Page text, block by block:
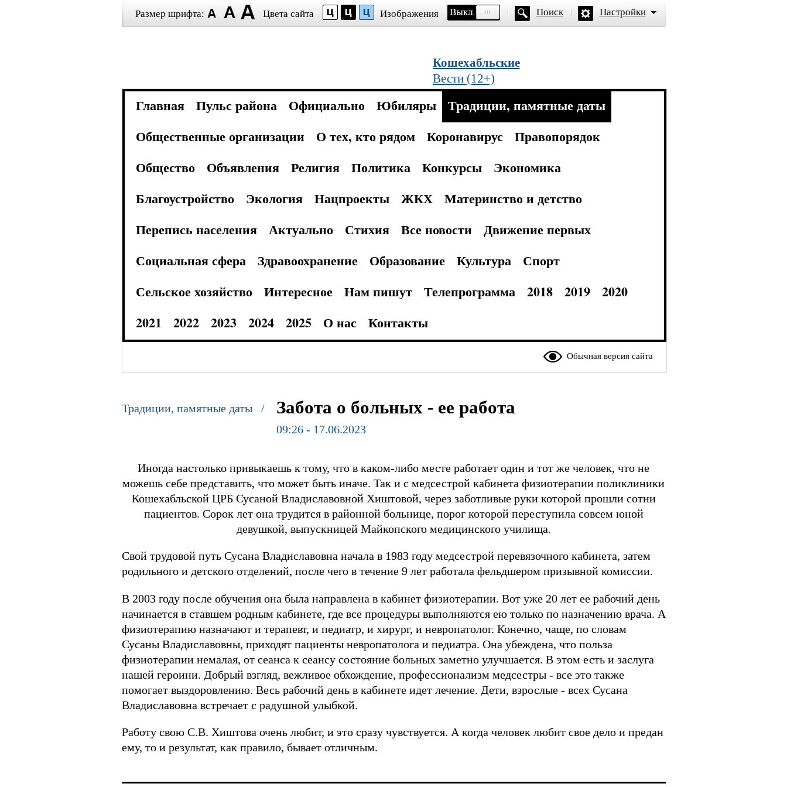
Размер шрифта: Цвета сайта Изображения Поиск Настройки
Кошехабльские
Вести (12+)
Главная Пульс района Официально Юбиляры
Традиции, памятные даты
Общественные организации
О тех, кто рядом Коронавирус
Правопорядок
Общество
Объявления Религия Политика Конкурсы
Экономика
Благоустройство
Экология Нацпроекты ЖКХ
Материнство и детство
Перепись населения
Актуально Стихия Все новости
Движение первых
Социальная сфера
Здравоохранение Образование Культура
Спорт
Сельское хозяйство
Интересное Нам пишут Телепрограмма 2018 2019
2020
2021
2022 2023 2024 2025 О нас Контакты
Обычная версия сайта
Традиции, памятные даты / Забота о больных - ее работа
09:26 - 17.06.2023
Иногда настолько привыкаешь к тому, что в каком-либо месте работает один и тот же человек, что не
можешь себе представить, что может быть иначе. Так и с медсестрой кабинета физиотерапии поликлиники
Кошехабльской ЦРБ Сусаной Владиславовной Хиштовой, через заботливые руки которой прошли сотни
пациентов. Сорок лет она трудится в районной больнице, порог которой переступила совсем юной
девушкой, выпускницей Майкопского медицинского училища.
Свой трудовой путь Сусана Владиславовна начала в 1983 году медсестрой перевязочного кабинета, затем
родильного и детского отделений, после чего в течение 9 лет работала фельдшером призывной комиссии.
В 2003 году после обучения она была направлена в кабинет физиотерапии. Вот уже 20 лет ее рабочий день
начинается в ставшем родным кабинете, где все процедуры выполняются ею только по назначению врача. А
физиотерапию назначают и терапевт, и педиатр, и хирург, и невропатолог. Конечно, чаще, по словам
Сусаны Владиславовны, приходят пациенты невропатолога и педиатра. Она убеждена, что польза
физиотерапии немалая, от сеанса к сеансу состояние больных заметно улучшается. В этом есть и заслуга
нашей героини. Добрый взгляд, вежливое обхождение, профессионализм медсестры - все это также
помогает выздоровлению. Весь рабочий день в кабинете идет лечение. Дети, взрослые - всех Сусана
Владиславовна встречает с радушной улыбкой.
Работу свою С.В. Хиштова очень любит, и это сразу чувствуется. А когда человек любит свое дело и предан
ему, то и результат, как правило, бывает отличным.